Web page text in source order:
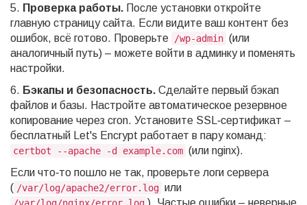
5. Проверка работы. После установки откройте
главную страницу сайта. Если видите ваш контент без
ошибок, всё готово. Проверьте
/wp-admin (или
аналогичный путь) – можете войти в админку и поменять
настройки.
6. Бэкапы и безопасность. Сделайте первый бэкап
файлов и базы. Настройте автоматическое резервное
копирование через cron. Установите SSL‑сертификат –
бесплатный Let's Encrypt работает в пару команд:
certbot --apache -d example.com (или nginx).
Если что‑то пошло не так, проверьте логи сервера
( /var/log/apache2/error.log или
). Частые ошибки – неверные